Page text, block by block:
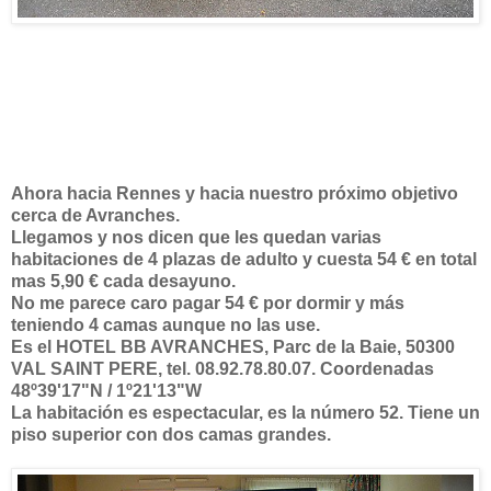
Ahora hacia Rennes y hacia nuestro próximo objetivo
cerca de Avranches.
Llegamos y nos dicen que les quedan varias
habitaciones de 4 plazas de adulto y cuesta 54 € en total
mas 5,90 € cada desayuno.
No me parece caro pagar 54 € por dormir y más
teniendo 4 camas aunque no las use.
Es el HOTEL BB AVRANCHES, Parc de la Baie, 50300
VAL SAINT PERE, tel. 08.92.78.80.07. Coordenadas
48º39'17"N / 1º21'13"W
La habitación es espectacular, es la número 52. Tiene un
piso superior con dos camas grandes.